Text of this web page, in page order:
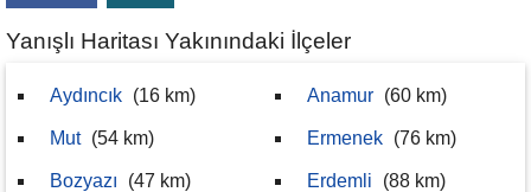
Yanışlı Haritası Yakınındaki İlçeler
Aydıncık (16 km)
Mut (54 km)
Bozyazı (47 km)
Anamur (60 km)
Ermenek (76 km)
Erdemli (88 km)